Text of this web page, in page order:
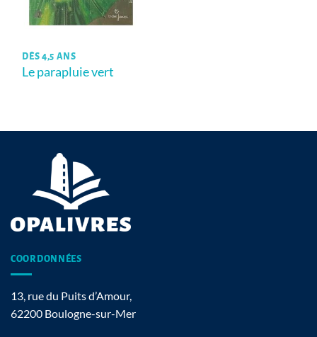
DÈS 4,5 ANS
Le parapluie vert
COORDONNÉES
13, rue du Puits d’Amour,
62200 Boulogne-sur-Mer